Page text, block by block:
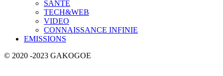
SANTE
TECH&WEB
VIDEO
CONNAISSANCE INFINIE
EMISSIONS
© 2020 -2023 GAKOGOE